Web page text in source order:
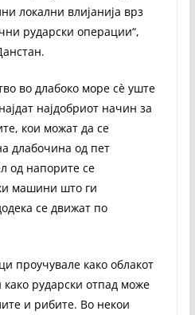
локални влијанија врз
рударски операции“,
во длабоко море сè уште
најдобриот начин за
кои можат да се
длабочина од пет
од напорите се
машини што ги
се движат по
проучувале како облакот
рударски отпад може
и рибите. Во некои